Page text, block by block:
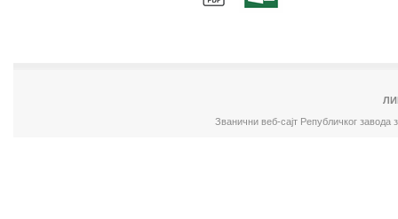
Званични веб-сајт Републичког